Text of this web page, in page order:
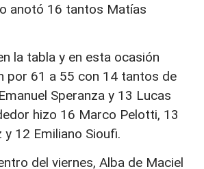
anotó 16 tantos Matías
la tabla y en esta ocasión
por 61 a 55 con 14 tantos de
Speranza y 13 Lucas
hizo 16 Marco Pelotti, 13
y 12 Emiliano Sioufi.
del viernes, Alba de Maciel